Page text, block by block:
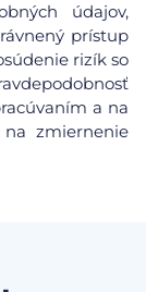
údajov,
prístup
rizík so
a na
zmiernenie